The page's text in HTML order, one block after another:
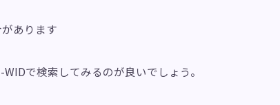
あります
で検索してみるのが良いでしょう。